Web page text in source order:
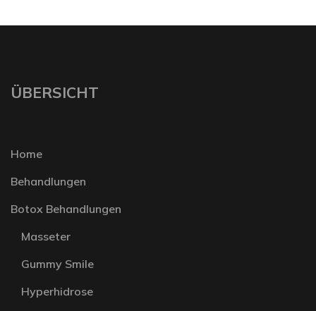
ÜBERSICHT
Home
Behandlungen
Botox Behandlungen
Masseter
Gummy Smile
Hyperhidrose